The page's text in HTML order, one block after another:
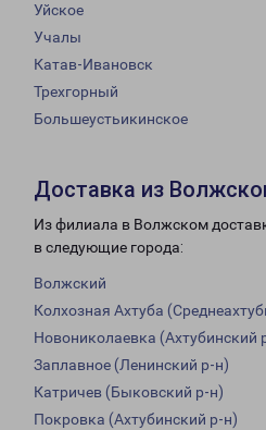
Уйское
Учалы
Катав-Ивановск
Трехгорный
Большеустьикинское
Доставка из
Из филиала в Волжском
в следующие города:
Волжский
Колхозная Ахтуба
Новониколаевка (Ахтубинский
Заплавное (Ленинский р-н)
Катричев (Быковский р-н)
Покровка (Ахтубинский р-н)